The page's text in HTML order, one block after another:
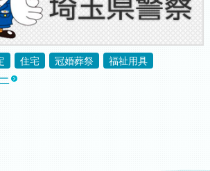
住宅 冠婚葬祭 福祉用具